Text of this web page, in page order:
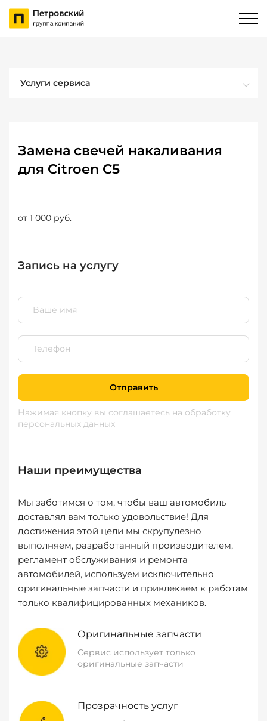
Услуги сервиса
Замена свечей накаливания
для Citroen C5
от 1 000 руб.
Запись на услугу
Отправить
Нажимая кнопку вы соглашаетесь на обработку
персональных данных
Наши преимущества
Мы заботимся о том, чтобы ваш автомобиль
доставлял вам только удовольствие! Для
достижения этой цели мы скрупулезно
выполняем, разработанный производителем,
регламент обслуживания и ремонта
автомобилей, используем исключительно
оригинальные запчасти и привлекаем к работам
только квалифицированных механиков.
Оригинальные запчасти
Сервис использует только
оригинальные запчасти
Прозрачность услуг